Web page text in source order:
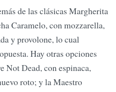
de las clásicas Margherita
Caramelo, con mozzarella,
y provolone, lo cual
Hay otras opciones
Not Dead, con espinaca,
roto; y la Maestro